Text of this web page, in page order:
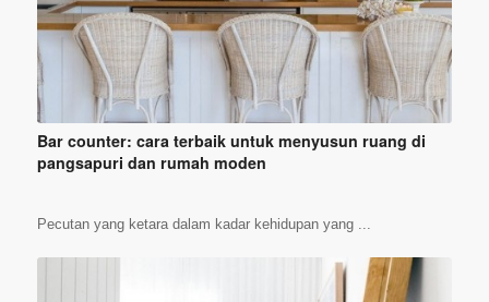
Bar counter: cara terbaik untuk menyusun ruang di
pangsapuri dan rumah moden
Pecutan yang ketara dalam kadar kehidupan yang ...